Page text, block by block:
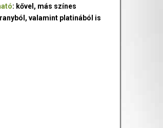
: kővel, más színes
valamint platinából is